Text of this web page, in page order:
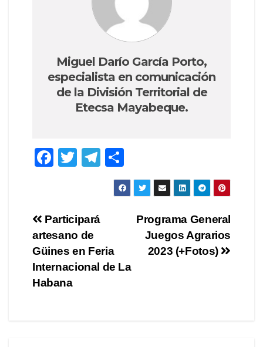
Miguel Darío García Porto,
especialista en comunicación
de la División Territorial de
Etecsa Mayabeque.
F
e
b
o
o
k
T
er
T
el
m
o
m
Navegación
de
entradas
Programa General
Juegos Agrarios
2023 (+Fotos)
Participará
artesano de
Güines en Feria
Internacional de La
Habana